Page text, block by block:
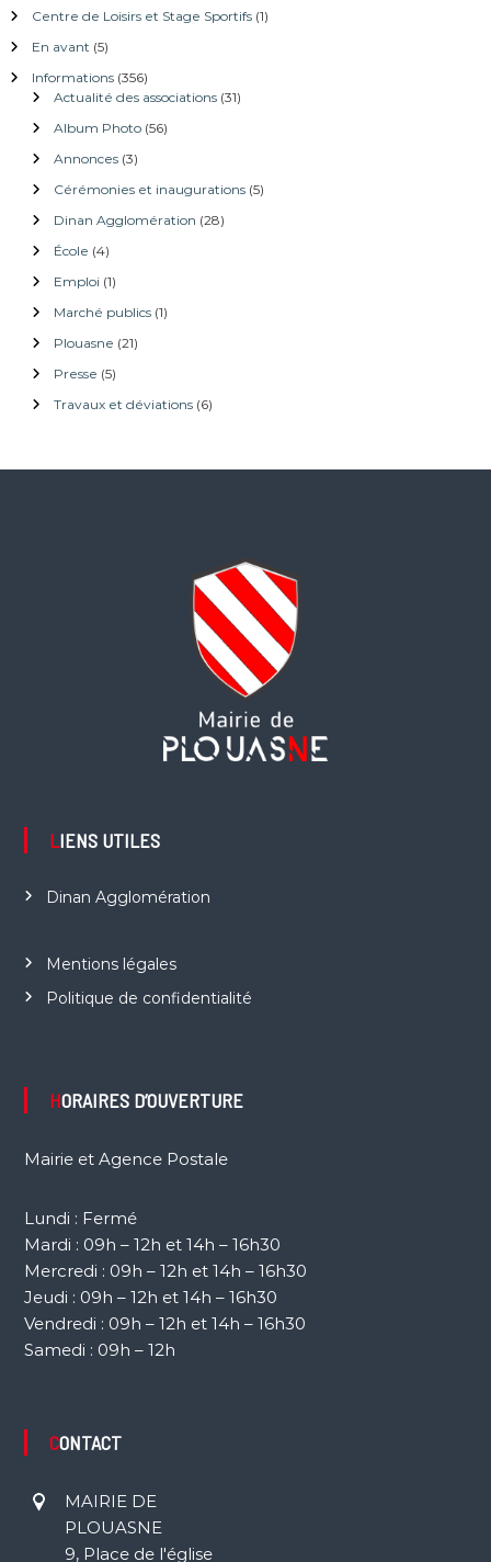
m
l
e
Centre de Loisirs et Stage Sportifs(1)
En avant (5)
Informations(356)
Actualité des associations(31)
Album Photo(56)
Annonces(3)
Cérémonies et inaugurations(5)
Dinan Agglomération (28)
École (4)
Emploi (1)
Marché publics(1)
Plouasne (21)
Presse (5)
Travaux et déviations(6)
LIENS UTILES
Dinan Agglomération
Mentions légales
Politique de confidentialité
HORAIRES D’OUVERTURE
Mairie et Agence Postale
Lundi : Fermé
Mardi : 09h – 12h et 14h – 16h30
Mercredi : 09h – 12h et 14h – 16h30
Jeudi : 09h – 12h et 14h – 16h30
Vendredi : 09h – 12h et 14h – 16h30
Samedi : 09h – 12h
CONTACT
MAIRIE DE
PLOUASNE
9, Place de l'église